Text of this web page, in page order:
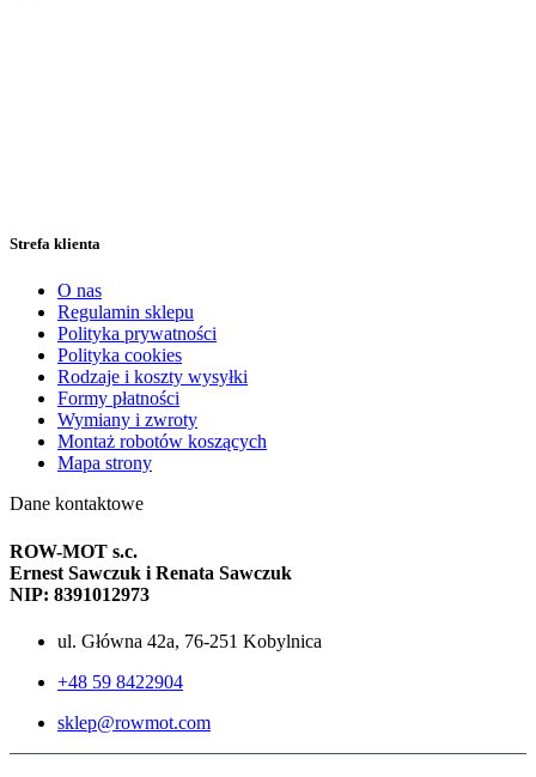
Strefa klienta
O nas
Regulamin sklepu
Polityka prywatności
Polityka cookies
Rodzaje i koszty wysyłki
Formy płatności
Wymiany i zwroty
Montaż robotów koszących
Mapa strony
Dane kontaktowe
ROW-MOT s.c.
Ernest Sawczuk i Renata Sawczuk
NIP: 8391012973
ul. Główna 42a, 76-251 Kobylnica
+48 59 8422904
sklep@rowmot.com